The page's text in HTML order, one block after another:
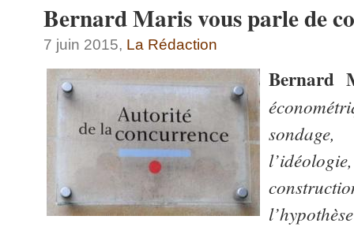
Bernard Maris vous parle de
7 juin 2015, La Rédaction
Bernard